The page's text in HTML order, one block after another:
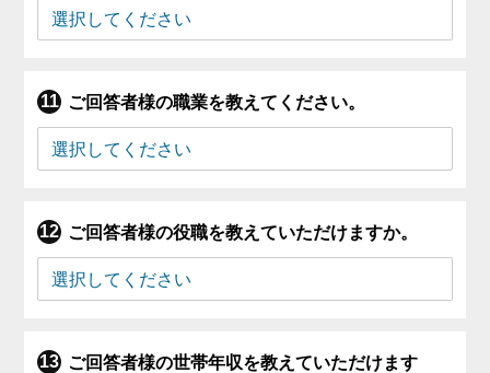
ご回答者様の職業を教えてください。
ご回答者様の役職を教えていただけますか。
ご回答者様の世帯年収を教えていただけます